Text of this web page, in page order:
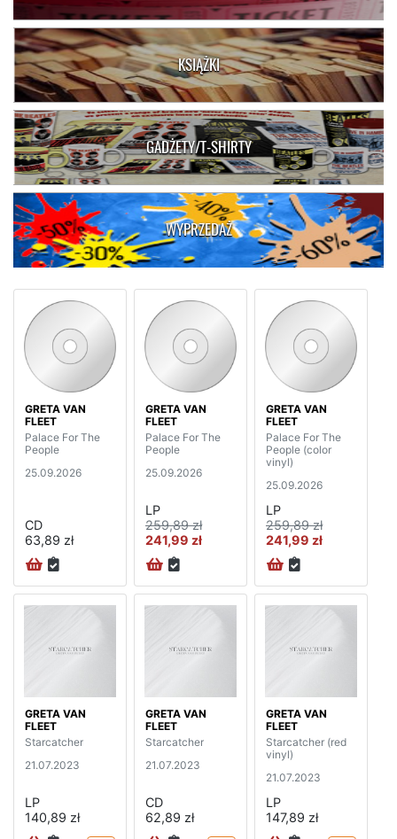
KSIĄŻKI
GADŻETY/T-SHIRTY
WYPRZEDAŻ
GRETA VAN
FLEET
Palace For The
People
25.09.2026
CD
63,89 zł
GRETA VAN
FLEET
Palace For The
People
25.09.2026
LP
259,89 zł
241,99 zł
GRETA VAN
FLEET
Palace For The
People (color
vinyl)
25.09.2026
LP
259,89 zł
241,99 zł
GRETA VAN
FLEET
Starcatcher
21.07.2023
LP
140,89 zł
GRETA VAN
FLEET
Starcatcher
21.07.2023
CD
62,89 zł
GRETA VAN
FLEET
Starcatcher (red
vinyl)
21.07.2023
LP
147,89 zł